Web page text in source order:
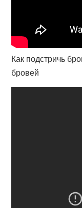
Как подстричь
бровей